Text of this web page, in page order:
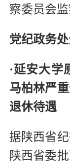
察委员会监
党纪政务
·延安大学
马柏林严
退休待遇
据陕西省
陕西省委